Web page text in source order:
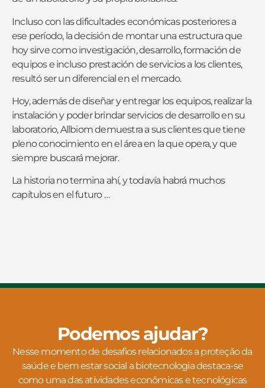
Incluso con las dificultades económicas posteriores a
ese período, la decisión de montar una estructura que
hoy sirve como investigación, desarrollo, formación de
equipos e incluso prestación de servicios a los clientes,
resultó ser un diferencial en el mercado.
Hoy, además de diseñar y entregar los equipos, realizar la
instalación y poder brindar servicios de desarrollo en su
laboratorio, Allbiom demuestra a sus clientes que tiene
pleno conocimiento en el área en la que opera, y que
siempre buscará mejorar.
La historia no termina ahí, y todavía habrá muchos
capítulos en el futuro …
Podemos ajudar?
Nesse momento de desafios relacionados a proteção da
saúde e bem estar social a biotecnologia destaca-se
como uma das atividades econômicas e tecnológicas